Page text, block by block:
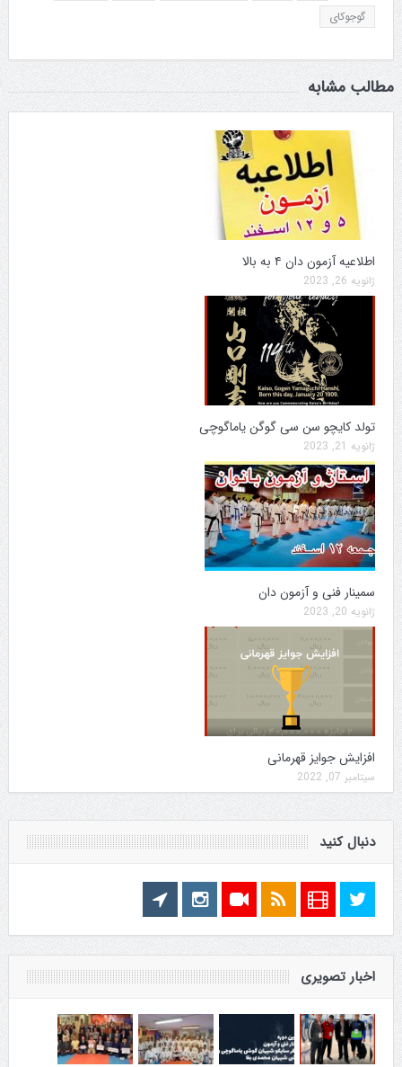
گوجوکای
مطالب مشابه
اطلاعیه آزمون دان ۴ به بالا
ژانویه 26, 2023
تولد کایچو سن سی گوگن یاماگوچی
ژانویه 21, 2023
سمینار فنی و آزمون دان
ژانویه 20, 2023
افزایش جوایز قهرمانی
سپتامبر 07, 2022
دنبال کنید
اخبار تصویری